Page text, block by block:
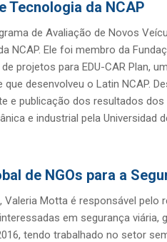
Tecnologia da NCAP
de Avaliação de Novos
NCAP. Ele foi membro da
projetos para EDU-CAR Plan,
desenvolveu o Latin NCAP.
e publicação dos resultados
e industrial pela Universidad
de NGOs para a
Valeria Motta é responsável
em segurança
tendo trabalhado no setor